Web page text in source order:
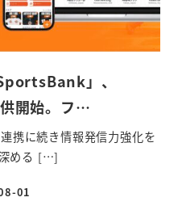
」、
供開始。フ…
に続き情報発信力強化を
める […]
01